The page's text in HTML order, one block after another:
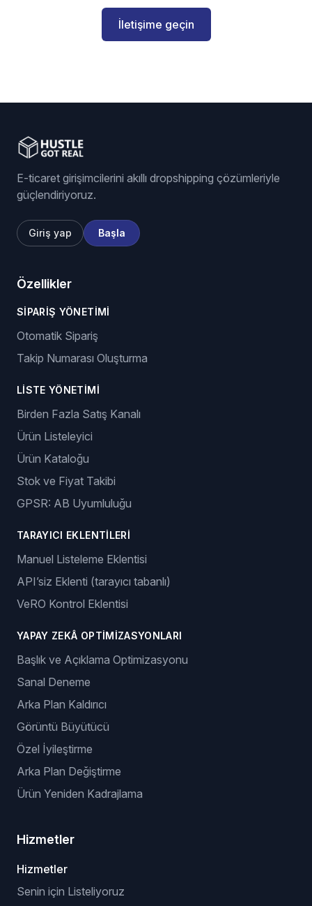
İletişime geçin
E-ticaret girişimcilerini akıllı dropshipping çözümleriyle
güçlendiriyoruz.
Giriş yap Başla
Özellikler
SIPARIŞ YÖNETIMI
Otomatik Sipariş
Takip Numarası Oluşturma
LISTE YÖNETIMI
Birden Fazla Satış Kanalı
Ürün Listeleyici
Ürün Kataloğu
Stok ve Fiyat Takibi
GPSR: AB Uyumluluğu
TARAYICI EKLENTILERI
Manuel Listeleme Eklentisi
API’siz Eklenti (tarayıcı tabanlı)
VeRO Kontrol Eklentisi
YAPAY ZEKÂ OPTIMIZASYONLARI
Başlık ve Açıklama Optimizasyonu
Sanal Deneme
Arka Plan Kaldırıcı
Görüntü Büyütücü
Özel İyileştirme
Arka Plan Değiştirme
Ürün Yeniden Kadrajlama
Hizmetler
Hizmetler
Senin için Listeliyoruz